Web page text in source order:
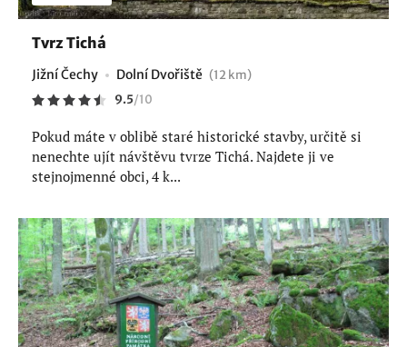
Tvrz Tichá
Jižní Čechy Dolní Dvořiště (12 km)
9.5/10
Pokud máte v oblibě staré historické stavby, určitě si
nenechte ujít návštěvu tvrze Tichá. Najdete ji ve
stejnojmenné obci, 4 k...